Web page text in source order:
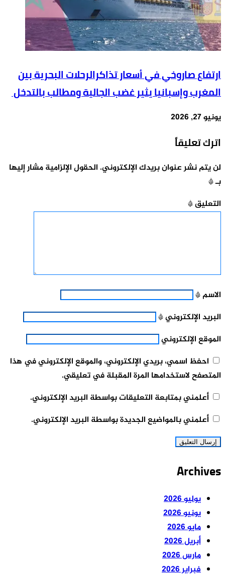
ارتفاع صاروخي في أسعار تذاكرالرحلات البحرية بين
المغرب وإسبانيا يثير غضب الجالية ومطالب بالتدخل
يونيو 27, 2026
اترك تعليقاً
لن يتم نشر عنوان بريدك الإلكتروني. الحقول الإلزامية مشار إليها
بـ*
التعليق*
الاسم*
البريد الإلكتروني*
الموقع الإلكتروني
احفظ اسمي، بريدي الإلكتروني، والموقع الإلكتروني في هذا
المتصفح لاستخدامها المرة المقبلة في تعليقي.
أعلمني بمتابعة التعليقات بواسطة البريد الإلكتروني.
أعلمني بالمواضيع الجديدة بواسطة البريد الإلكتروني.
Archives
يوليو 2026
يونيو 2026
مايو 2026
أبريل 2026
مارس 2026
فبراير 2026